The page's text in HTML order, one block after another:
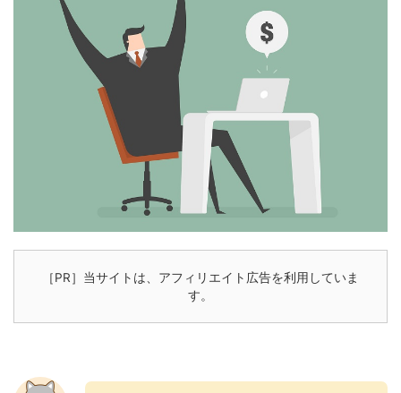
［PR］当サイトは、アフィリエイト広告を利用していま
す。